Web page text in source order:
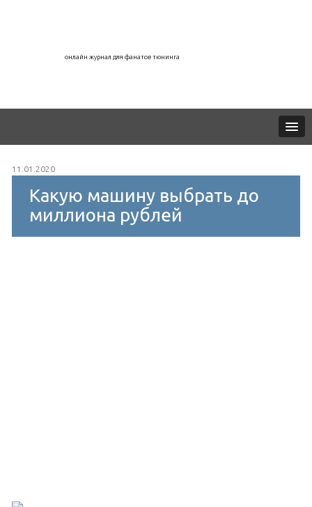
онлайн журнал для фанатов тюнинга
11.01.2020
Какую машину выбрать до
миллиона рублей